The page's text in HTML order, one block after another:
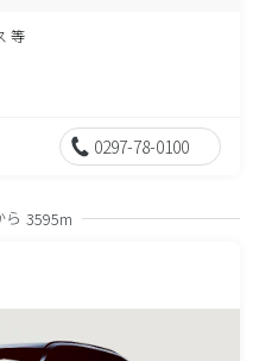
等
0297-78-0100
ら 3595m